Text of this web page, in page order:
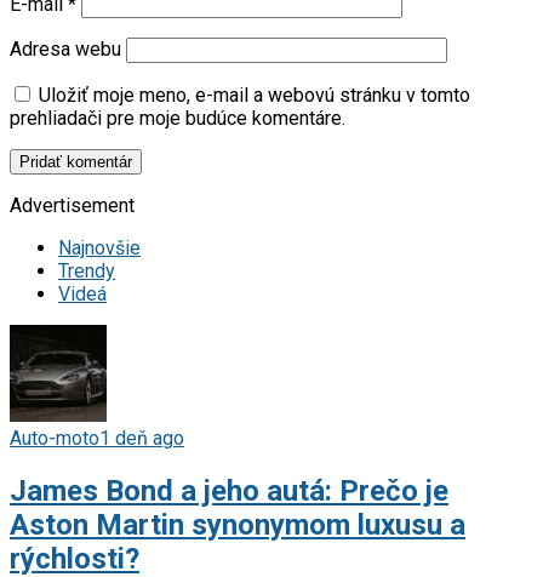
Adresa webu
Uložiť moje meno, e-mail a webovú stránku v tomto
prehliadači pre moje budúce komentáre.
Advertisement
Najnovšie
Trendy
Videá
Auto-moto1 deň ago
James Bond a jeho autá: Prečo je
Aston Martin synonymom luxusu a
rýchlosti?